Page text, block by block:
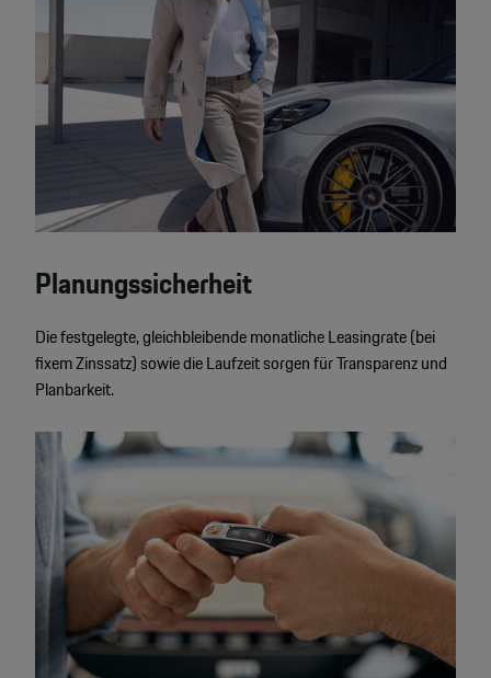
Planungssicherheit
Die festgelegte, gleichbleibende monatliche Leasingrate (bei
fixem Zinssatz) sowie die Laufzeit sorgen für Transparenz und
Planbarkeit.